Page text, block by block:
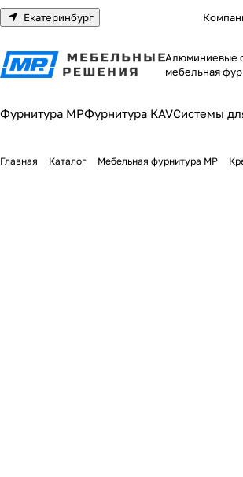
Екатеринбург
Алюминиевые
мебельная
Фурнитура МРФурнитура KAVСистемы
Главная Каталог Мебельная фурнитура МР